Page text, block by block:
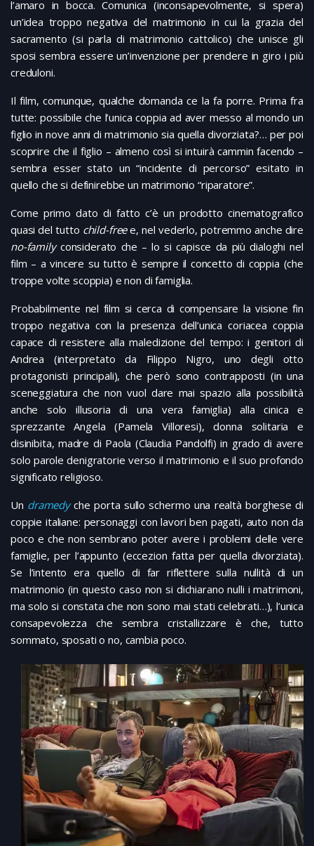
l’amaro in bocca. Comunica (inconsapevolmente, si spera)
un’idea troppo negativa del matrimonio in cui la grazia del
sacramento (si parla di matrimonio cattolico) che unisce gli
sposi sembra essere un’invenzione per prendere in giro i più
creduloni.
Il film, comunque, qualche domanda ce la fa porre. Prima fra
tutte: possibile che l’unica coppia ad aver messo al mondo un
figlio in nove anni di matrimonio sia quella divorziata?… per poi
scoprire che il figlio – almeno così si intuirà cammin facendo –
sembra esser stato un “incidente di percorso” esitato in
quello che si definirebbe un matrimonio “riparatore”.
Come primo dato di fatto c’è un prodotto cinematografico
quasi del tutto child-freee, nel vederlo, potremmo anche dire
no-familyconsiderato che – lo si capisce da più dialoghi nel
film – a vincere su tutto è sempre il concetto di coppia (che
troppe volte scoppia) e non di famiglia.
Probabilmente nel film si cerca di compensare la visione fin
troppo negativa con la presenza dell’unica coriacea coppia
capace di resistere alla maledizione del tempo: i genitori di
Andrea (interpretato da Filippo Nigro, uno degli otto
protagonisti principali), che però sono contrapposti (in una
sceneggiatura che non vuol dare mai spazio alla possibilità
anche solo illusoria di una vera famiglia) alla cinica e
sprezzante Angela (Pamela Villoresi), donna solitaria e
disinibita, madre di Paola (Claudia Pandolfi) in grado di avere
solo parole denigratorie verso il matrimonio e il suo profondo
significato religioso.
Un dramedyche porta sullo schermo una realtà borghese di
coppie italiane: personaggi con lavori ben pagati, auto non da
poco e che non sembrano poter avere i problemi delle vere
famiglie, per l’appunto (eccezion fatta per quella divorziata).
Se l’intento era quello di far riflettere sulla nullità di un
matrimonio (in questo caso non si dichiarano nulli i matrimoni,
ma solo si constata che non sono mai stati celebrati…), l’unica
consapevolezza che sembra cristallizzare è che, tutto
sommato, sposati o no, cambia poco.